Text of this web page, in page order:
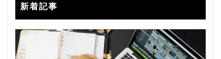
新着記事